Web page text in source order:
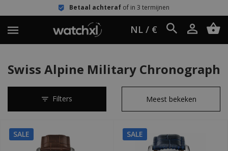
Betaal achteraf of in 3 termijnen
NL / €
Swiss Alpine Military Chronograph
Filters
SALE SALE